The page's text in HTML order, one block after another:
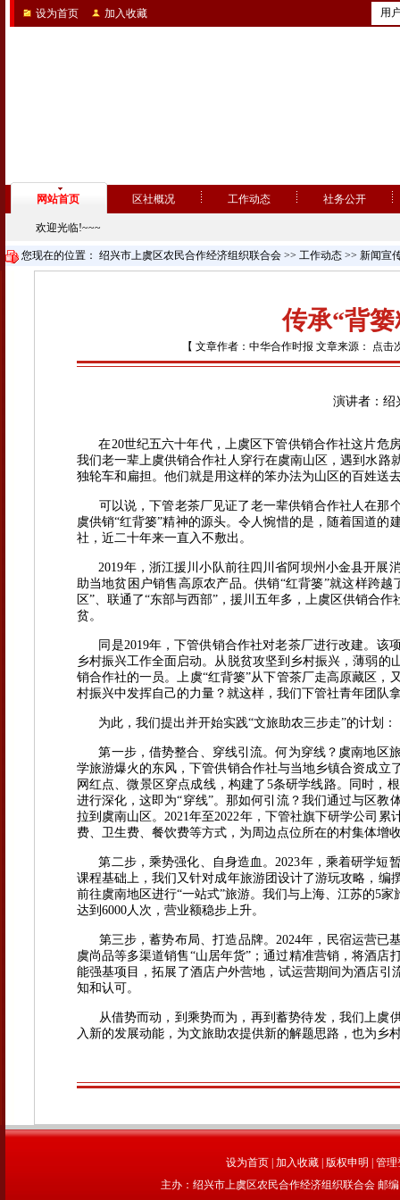
设为首页 加入收藏 用
网站首页 区社概况 工作动态 社务公开
欢迎光临!~~~
您现在的位置： 绍兴市上虞区农民合作经济组织联合会 >> 工作动态 >> 新闻宣
传承“背
【 文章作者：中华合作时报 文章来源： 点
演讲者：绍
在20世纪五六十年代，上虞区下管供销合作社这片危
我们老一辈上虞供销合作社人穿行在虞南山区，遇到水
独轮车和扁担。他们就是用这样的笨办法为山区的百姓送
可以说，下管老茶厂见证了老一辈供销合作社人在那
虞供销“红背篓”精神的源头。令人惋惜的是，随着国道
社，近二十年来一直入不敷出。
2019年，浙江援川小队前往四川省阿坝州小金县开展
助当地贫困户销售高原农产品。供销“红背篓”就这样跨
区”、联通了“东部与西部”，援川五年多，上虞区供销合
贫。
同是2019年，下管供销合作社对老茶厂进行改建。该
乡村振兴工作全面启动。从脱贫攻坚到乡村振兴，薄弱
销合作社的一员。上虞“红背篓”从下管茶厂走高原藏区
村振兴中发挥自己的力量？就这样，我们下管社青年团队
为此，我们提出并开始实践“文旅助农三步走”的计划：
第一步，借势整合、穿线引流。何为穿线？虞南地区
学旅游爆火的东风，下管供销合作社与当地乡镇合资成
网红点、微景区穿点成线，构建了5条研学线路。同时，
进行深化，这即为“穿线”。那如何引流？我们通过与区
拉到虞南山区。2021年至2022年，下管社旗下研学公司
费、卫生费、餐饮费等方式，为周边点位所在的村集体增
第二步，乘势强化、自身造血。2023年，乘着研学短
课程基础上，我们又针对成年旅游团设计了游玩攻略，
前往虞南地区进行“一站式”旅游。我们与上海、江苏的5
达到6000人次，营业额稳步上升。
第三步，蓄势布局、打造品牌。2024年，民宿运营已
虞尚品等多渠道销售“山居年货”；通过精准营销，将酒
能强基项目，拓展了酒店户外营地，试运营期间为酒店
知和认可。
从借势而动，到乘势而为，再到蓄势待发，我们上虞
入新的发展动能，为文旅助农提供新的解题思路，也为乡
设为首页 加入收藏 版权申明
管理
主办：绍兴市上虞区农民合作经济组织联合会 邮